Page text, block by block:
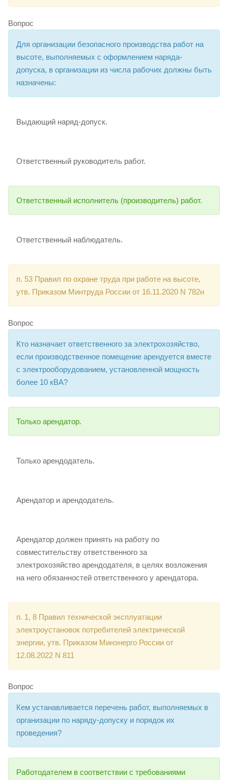
Вопрос
Для организации безопасного производства работ на
высоте, выполняемых с оформлением наряда-
допуска, в организации из числа рабочих должны быть
назначены:
Выдающий наряд-допуск.
Ответственный руководитель работ.
Ответственный исполнитель (производитель) работ.
Ответственный наблюдатель.
п. 53 Правил по охране труда при работе на высоте,
утв. Приказом Минтруда России от 16.11.2020 N 782н
Вопрос
Кто назначает ответственного за электрохозяйство,
если производственное помещение арендуется вместе
с электрооборудованием, установленной мощность
более 10 кВА?
Только арендатор.
Только арендодатель.
Арендатор и арендодатель.
Арендатор должен принять на работу по
совместительству ответственного за
электрохозяйство арендодателя, в целях возложения
на него обязанностей ответственного у арендатора.
п. 1, 8 Правил технической эксплуатации
электроустановок потребителей электрической
энергии, утв. Приказом Минэнерго России от
12.08.2022 N 811
Вопрос
Кем устанавливается перечень работ, выполняемых в
организации по наряду-допуску и порядок их
проведения?
Работодателем в соответствии с требованиями